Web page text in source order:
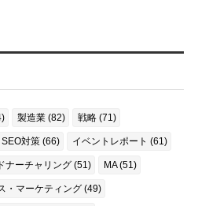
製造業 (82) 戦略 (71)
SEO対策 (66) イベントレポート (61)
ナーチャリング (51) MA (51)
・マーケティング (49)